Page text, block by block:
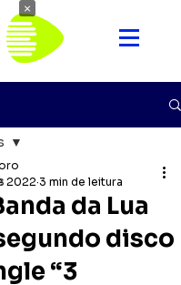
da Lua
disco
“3
2022 3 min de leitura
×